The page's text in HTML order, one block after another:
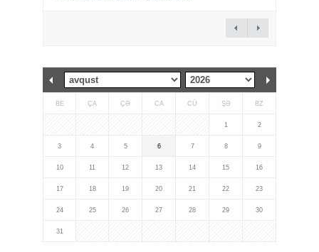
BE ÇA ÇƏ CA CÜ ŞƏ BZ
1 2
3 4 5 6 7 8 9
10 11 12 13 14 15 16
17 18 19 20 21 22 23
24 25 26 27 28 29 30
31